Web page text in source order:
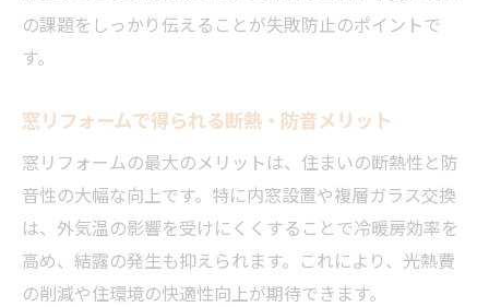
の課題をしっかり伝えることが失敗防止のポイントで
す。
窓リフォームで得られる断熱・防音メリット
窓リフォームの最大のメリットは、住まいの断熱性と防
音性の大幅な向上です。特に内窓設置や複層ガラス交換
は、外気温の影響を受けにくくすることで冷暖房効率を
高め、結露の発生も抑えられます。これにより、光熱費
の削減や住環境の快適性向上が期待できます。